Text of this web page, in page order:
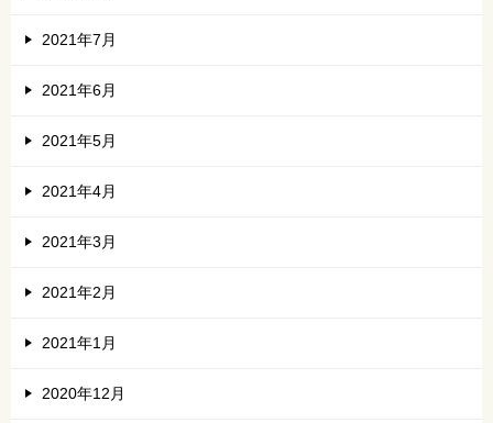
2021年7月
2021年6月
2021年5月
2021年4月
2021年3月
2021年2月
2021年1月
2020年12月